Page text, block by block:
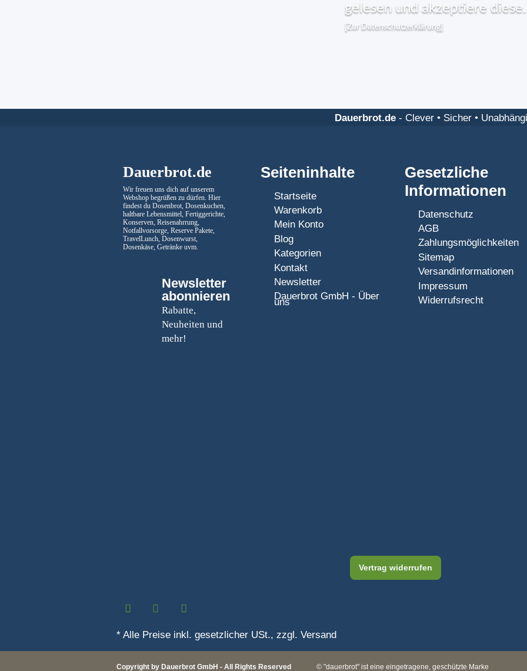
gelesen und akzeptiere diese.
[Zur Datenschutzerklärung]
Dauerbrot.de - Clever • Sicher •
Dauerbrot.de
Wir freuen uns dich auf unserem
Webshop begrüßen zu dürfen. Hier
findest du Dosenbrot, Dosenkuchen,
haltbare Lebensmittel, Fertiggerichte,
Konserven, Reisenahrrung,
Notfallvorsorge, Reserve Pakete,
TravelLunch, Dosenwurst,
Dosenkäse, Getränke uvm.
Newsletter
abonnieren
Rabatte,
Neuheiten und
mehr!
Seiteninhalte
Startseite
Warenkorb
Mein Konto
Blog
Kategorien
Kontakt
Newsletter
Dauerbrot GmbH - Über
uns
Gesetzliche
Informationen
Datenschutz
AGB
Zahlungsmöglichkeiten
Sitemap
Versandinformationen
Impressum
Widerrufsrecht
Vertrag widerrufen
* Alle Preise inkl. gesetzlicher USt., zzgl. Versand
Copyright by Dauerbrot GmbH - All Rights Reserved © "dauerbrot" ist eine eingetragene, geschützte Marke